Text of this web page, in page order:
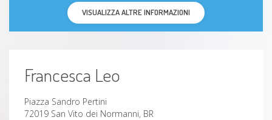
VISUALIZZA ALTRE INFORMAZIONI
Francesca Leo
Piazza Sandro Pertini
72019 San Vito dei Normanni, BR